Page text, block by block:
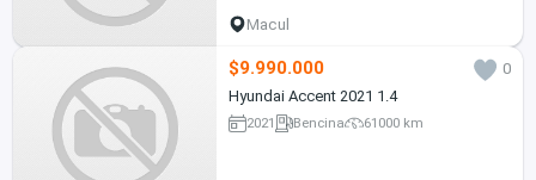
Macul
$9.990.000
0
Hyundai Accent 2021 1.4
2021 Bencina 61000 km